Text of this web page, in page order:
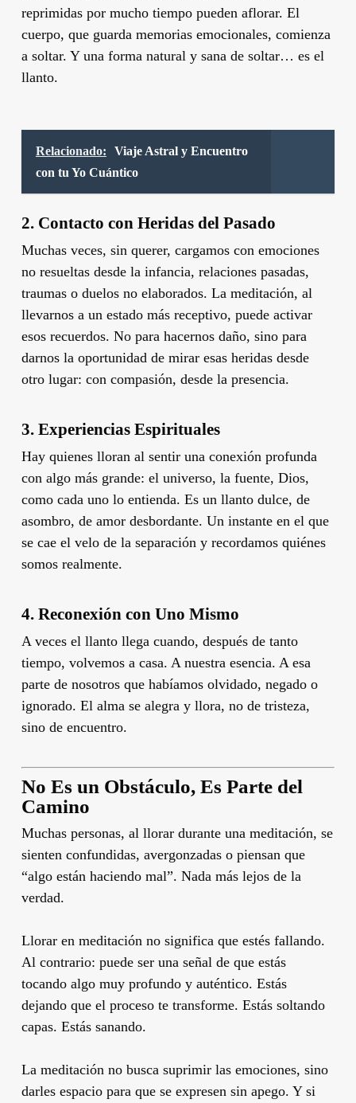
reprimidas por mucho tiempo pueden aflorar. El
cuerpo, que guarda memorias emocionales, comienza
a soltar. Y una forma natural y sana de soltar… es el
llanto.
Relacionado:
Viaje Astral y Encuentro
con tu Yo Cuántico
2. Contacto con Heridas del Pasado
Muchas veces, sin querer, cargamos con emociones
no resueltas desde la infancia, relaciones pasadas,
traumas o duelos no elaborados. La meditación, al
llevarnos a un estado más receptivo, puede activar
esos recuerdos. No para hacernos daño, sino para
darnos la oportunidad de mirar esas heridas desde
otro lugar: con compasión, desde la presencia.
3. Experiencias Espirituales
Hay quienes lloran al sentir una conexión profunda
con algo más grande: el universo, la fuente, Dios,
como cada uno lo entienda. Es un llanto dulce, de
asombro, de amor desbordante. Un instante en el que
se cae el velo de la separación y recordamos quiénes
somos realmente.
4. Reconexión con Uno Mismo
A veces el llanto llega cuando, después de tanto
tiempo, volvemos a casa. A nuestra esencia. A esa
parte de nosotros que habíamos olvidado, negado o
ignorado. El alma se alegra y llora, no de tristeza,
sino de encuentro.
No Es un Obstáculo, Es Parte del
Camino
Muchas personas, al llorar durante una meditación, se
sienten confundidas, avergonzadas o piensan que
“algo están haciendo mal”. Nada más lejos de la
verdad.
Llorar en meditación no significa que estés fallando.
Al contrario: puede ser una señal de que estás
tocando algo muy profundo y auténtico. Estás
dejando que el proceso te transforme. Estás soltando
capas. Estás sanando.
La meditación no busca suprimir las emociones, sino
darles espacio para que se expresen sin apego. Y si